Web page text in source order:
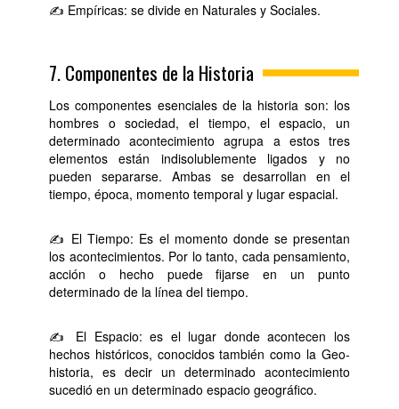
✍ Empíricas: se divide en Naturales y Sociales.
7. Componentes de la Historia
Los componentes esenciales de la historia son: los
hombres o sociedad, el tiempo, el espacio, un
determinado acontecimiento agrupa a estos tres
elementos están indisolublemente ligados y no
pueden separarse. Ambas se desarrollan en el
tiempo, época, momento temporal y lugar espacial.
✍ El Tiempo: Es el momento donde se presentan
los acontecimientos. Por lo tanto, cada pensamiento,
acción o hecho puede fijarse en un punto
determinado de la línea del tiempo.
✍ El Espacio: es el lugar donde acontecen los
hechos históricos, conocidos también como la Geo-
historia, es decir un determinado acontecimiento
sucedió en un determinado espacio geográfico.